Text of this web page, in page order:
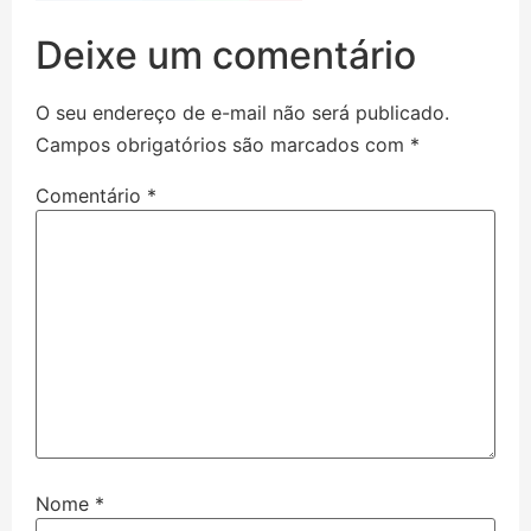
Deixe um comentário
O seu endereço de e-mail não será publicado.
Campos obrigatórios são marcados com *
Comentário *
Nome *